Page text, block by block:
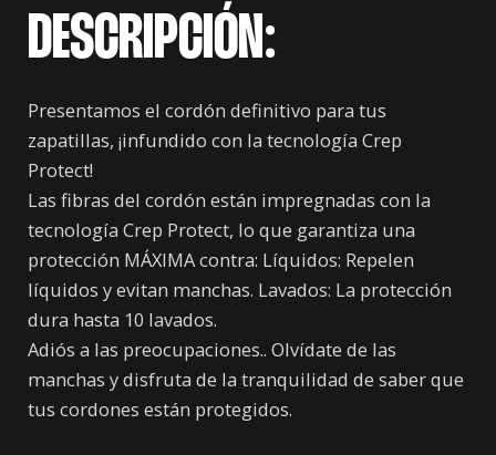
DESCRIPCIÓN:
Presentamos el cordón definitivo para tus
zapatillas, ¡infundido con la tecnología Crep
Protect!
Las fibras del cordón están impregnadas con la
tecnología Crep Protect, lo que garantiza una
protección MÁXIMA contra: Líquidos: Repelen
líquidos y evitan manchas. Lavados: La protección
dura hasta 10 lavados.
Adiós a las preocupaciones.. Olvídate de las
manchas y disfruta de la tranquilidad de saber que
tus cordones están protegidos.